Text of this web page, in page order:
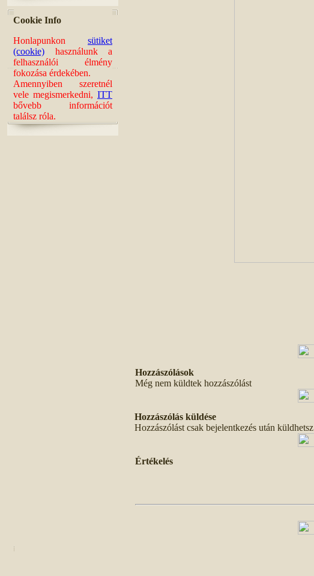
Cookie Info
Honlapunkon sütiket
(cookie) használunk a
felhasználói élmény
fokozása érdekében.
Amennyiben szeretnél
vele megismerkedni, ITT
bővebb információt
találsz róla.
Hozzászólások
Még nem küldtek hozzászólást
Hozzászólás küldése
Hozzászólást csak bejelentkezés után küldhetsz
Értékelés